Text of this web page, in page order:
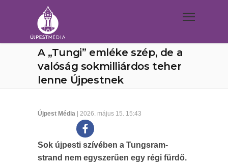
A „Tungi” emléke szép, de a
valóság sokmilliárdos teher
lenne Újpestnek
Újpest Média | 2026. május 15. 15:43
Sok újpesti szívében a Tungsram-
strand nem egyszerűen egy régi fürdő.